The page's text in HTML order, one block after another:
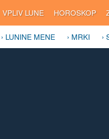
VPLIV LUNE HOROSKOP
› LUNINE MENE › MRKI ›